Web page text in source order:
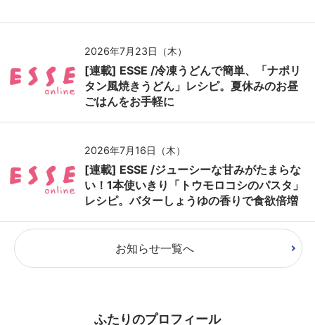
2026年7月23日（木）
[連載] ESSE /冷凍うどんで簡単、「ナポリ
タン風焼きうどん」レシピ。夏休みのお昼
ごはんをお手軽に
2026年7月16日（木）
[連載] ESSE /ジューシーな甘みがたまらな
い！1本使いきり「トウモロコシのパスタ」
レシピ。バターしょうゆの香りで食欲倍増
お知らせ一覧へ
ふたりのプロフィール